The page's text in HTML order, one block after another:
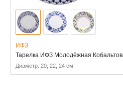
ИФЗ
Тарелка ИФЗ Молодёжная
Диаметр: 20, 22, 24 см